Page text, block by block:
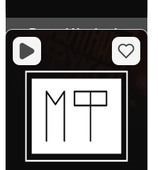
Record Hardstyle